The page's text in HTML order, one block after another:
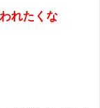
れたくな